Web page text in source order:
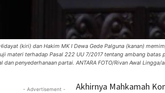
(kiri) dan Hakim MK I Dewa Gede Palguna (kanan)
materi terhadap Pasal 222 UU 7/2017 tentang ambang
penyederhanaan partai. ANTARA FOTO/Rivan Awal Lingga/
- Advertisement -
Akhirnya Mahkamah